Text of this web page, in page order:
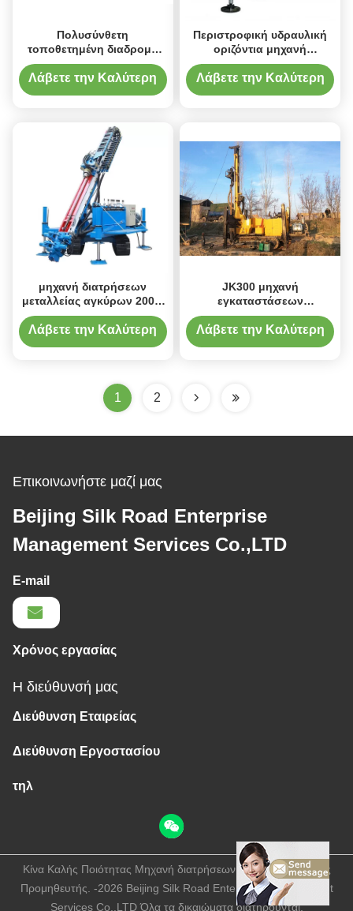
Πολυσύνθετη
τοποθετημένη διαδρομή
μηχανή διατρήσεων
φρεατίων νερού
Λάβετε την Καλύτερη
Περιστροφική υδραυλική
οριζόντια μηχανή
κατευθυντικών διατρήσεων
Λάβετε την Καλύτερη
μηχανή διατρήσεων
μεταλλείας αγκύρων 200m
πλήρης υδραυλική
περιστροφική
Λάβετε την Καλύτερη
JK300 μηχανή
εγκαταστάσεων
γεώτρησης διατρήσεων
φρεατίων νερού βαθιών
τρυπών αντιολισθητικών
Λάβετε την Καλύτερη
1 2
Επικοινωνήστε μαζί μας
Beijing Silk Road Enterprise
Management Services Co.,LTD
E-mail
Χρόνος εργασίας
Η διεύθυνσή μας
Διεύθυνση Εταιρείας
Διεύθυνση Εργοστασίου
τηλ
Κίνα Καλής Ποιότητας Μηχανή διατρήσεων βράχου μεταλλείας
Προμηθευτής. -2026 Beijing Silk Road Enterprise Management
Services Co.,LTD Όλα τα δικαιώματα διατηρούνται.